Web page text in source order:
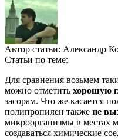
Автор статьи: Александр
Статьи по теме:
Для сравнения возьмем
можно отметить хорошую
засорам. Что же касается
полипропилен также не
микроорганизмы в местах
создаваться химические